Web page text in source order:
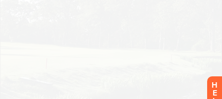
H
E